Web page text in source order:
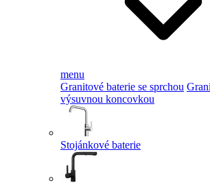
menu
Granitové baterie se sprchou
výsuvnou koncovkou
Stojánkové baterie